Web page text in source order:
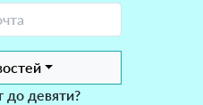
до девяти?